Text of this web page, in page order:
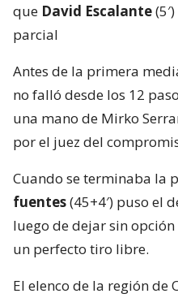
que David Escalante
parcial
Antes de la primera
no falló desde los 12
una mano de Mirko
por el juez del
Cuando se terminaba la
fuentes(45+4′) puso el
luego de dejar sin
un perfecto tiro libre.
El elenco de la región de